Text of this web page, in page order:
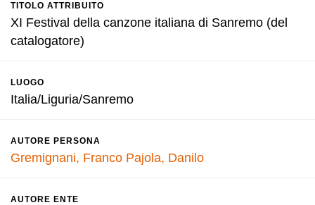
TITOLO ATTRIBUITO
XI Festival della canzone italiana di Sanremo (del
catalogatore)
LUOGO
Italia/Liguria/Sanremo
AUTORE PERSONA
Gremignani, Franco Pajola, Danilo
AUTORE ENTE